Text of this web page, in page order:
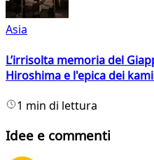
Asia
L’irrisolta memoria del
Hiroshima e l'epica dei
1 min di lettura
Idee e commenti